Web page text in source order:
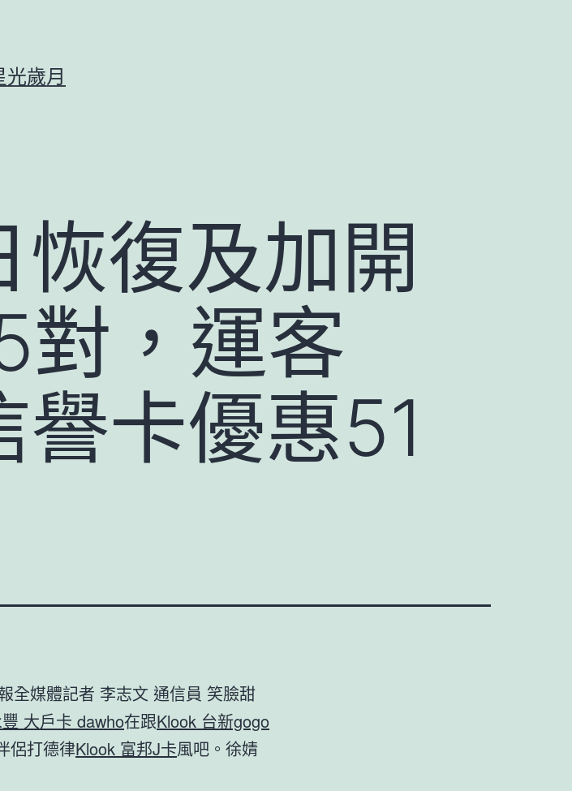
光歲月
復及加開
對，運客
卡優惠51
全媒體記者 李志文 通信員 笑臉甜
大戶卡 dawho在跟Klook 台新gogo
侶打德律Klook 富邦J卡風吧。徐婧